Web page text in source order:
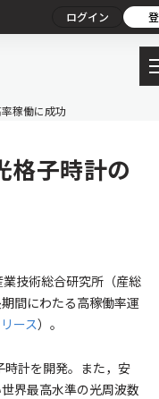
ログイン
稼働に成功
格子時計の
業技術総合研究所（産総
間にわたる高稼働率運
ース）。
計を開発。また，安
界最高水準の光周波数